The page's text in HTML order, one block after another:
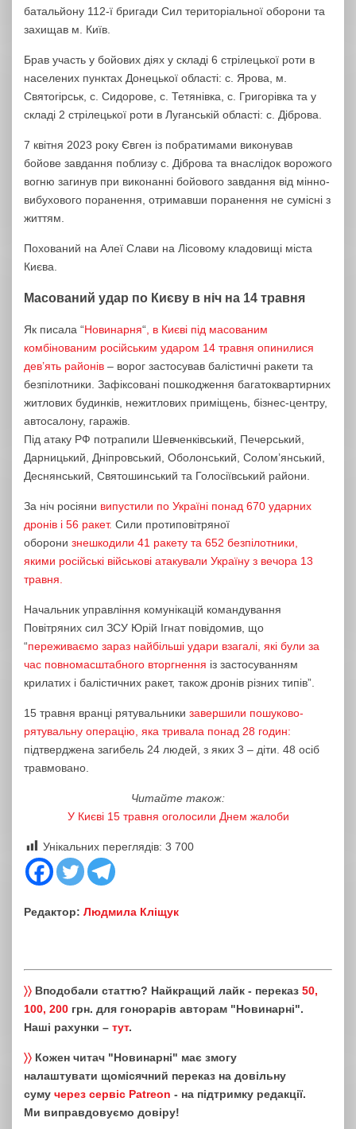
батальйону 112-ї бригади Сил територіальної оборони та
захищав м. Київ.
Брав участь у бойових діях у складі 6 стрілецької роти в
населених пунктах Донецької області: с. Ярова, м.
Святогірськ, с. Сидорове, с. Тетянівка, с. Григорівка та у
складі 2 стрілецької роти в Луганській області: с. Діброва.
7 квітня 2023 року Євген із побратимами виконував
бойове завдання поблизу с. Діброва та внаслідок ворожого
вогню загинув при виконанні бойового завдання від мінно-
вибухового поранення, отримавши поранення не сумісні з
життям.
Похований на Алеї Слави на Лісовому кладовищі міста
Києва.
Масований удар по Києву в ніч на 14 травня
Як писала “Новинарня“ , в Києві під масованим
комбінованим російським ударом 14 травня опинилися
дев’ять районів – ворог застосував балістичні ракети та
безпілотники. Зафіксовані пошкодження багатоквартирних
житлових будинків, нежитлових приміщень, бізнес-центру,
автосалону, гаражів.
Під атаку РФ потрапили Шевченківський, Печерський,
Дарницький, Дніпровський, Оболонський, Cолом’янський,
Деснянський, Святошинський та Голосіївський райони.
За ніч росіяни випустили по Україні понад 670 ударних
дронів і 56 ракет. Сили протиповітряної
оборони знешкодили 41 ракету та 652 безпілотники,
якими російські військові атакували Україну з вечора 13
травня.
Начальник управління комунікацій командування
Повітряних сил ЗСУ Юрій Ігнат повідомив, що
“переживаємо зараз найбільші удари взагалі, які були за
час повномасштабного вторгнення із застосуванням
крилатих і балістичних ракет, також дронів різних типів”.
15 травня вранці рятувальники завершили пошуково-
рятувальну операцію, яка тривала понад 28 годин:
підтверджена загибель 24 людей, з яких 3 – діти. 48 осіб
травмовано.
Читайте також:
У Києві 15 травня оголосили Днем жалоби
Унікальних переглядів: 3 700
Редактор: Людмила Кліщук
〉〉 Вподобали статтю? Найкращий лайк - переказ 50,
100, 200 грн. для гонорарів авторам "Новинарні".
Наші рахунки – тут.
〉〉 Кожен читач "Новинарні" має змогу
налаштувати щомісячний переказ на довільну
суму через сервіс Patreon - на підтримку редакції.
Ми виправдовуємо довіру!